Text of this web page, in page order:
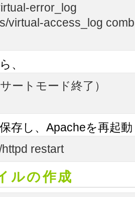
error_log
virtual-access_log
、
ートモード終了）
存し、Apacheを再起
restart
ルの作成